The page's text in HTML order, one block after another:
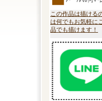
この作品は描ける
は何でもお気軽に
品でも描けます！